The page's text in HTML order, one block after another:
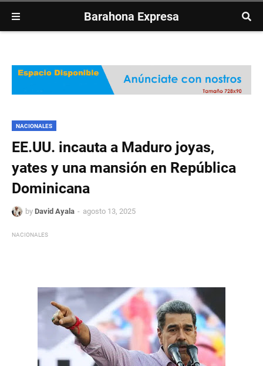
Barahona Expresa
NACIONALES
EE.UU. incauta a Maduro joyas,
yates y una mansión en República
Dominicana
by David Ayala agosto 13, 2025
NACIONALES